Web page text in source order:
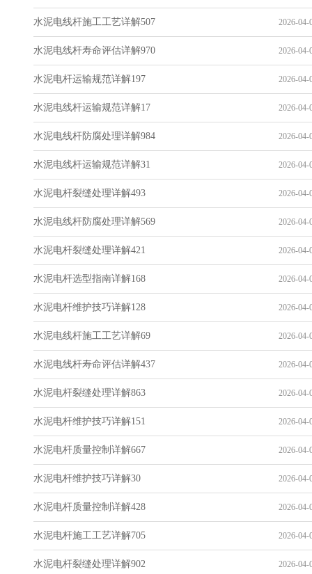
水泥电线杆施工工艺详解507 2026-04-
水泥电线杆寿命评估详解970 2026-04-
水泥电杆运输规范详解197 2026-04-
水泥电线杆运输规范详解17 2026-04-
水泥电线杆防腐处理详解984 2026-04-
水泥电线杆运输规范详解31 2026-04-
水泥电杆裂缝处理详解493 2026-04-
水泥电线杆防腐处理详解569 2026-04-
水泥电杆裂缝处理详解421 2026-04-
水泥电杆选型指南详解168 2026-04-
水泥电杆维护技巧详解128 2026-04-
水泥电线杆施工工艺详解69 2026-04-
水泥电线杆寿命评估详解437 2026-04-
水泥电杆裂缝处理详解863 2026-04-
水泥电杆维护技巧详解151 2026-04-
水泥电杆质量控制详解667 2026-04-
水泥电杆维护技巧详解30 2026-04-
水泥电杆质量控制详解428 2026-04-
水泥电杆施工工艺详解705 2026-04-
水泥电杆裂缝处理详解902 2026-04-